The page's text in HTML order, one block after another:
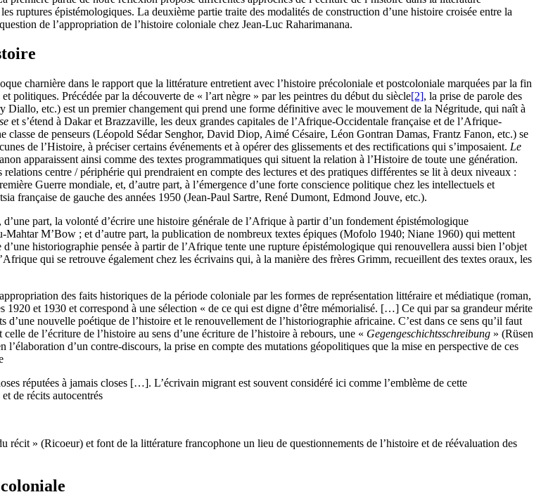
ruptures épistémologiques. La deuxième partie traite des modalités de construction d’une histoire croisée entre la
de l’appropriation de l’histoire coloniale chez Jean-Luc Raharimanana.
charnière dans le rapport que la littérature entretient avec l’histoire précoloniale et postcoloniale marquées par la fin
politiques. Précédée par la découverte de « l’art nègre » par les peintres du début du siècle[2], la prise de parole des
etc.) est un premier changement qui prend une forme définitive avec le mouvement de la Négritude, qui naît à
et s’étend à Dakar et Brazzaville, les deux grandes capitales de l’Afrique-Occidentale française et de l’Afrique-
classe de penseurs (Léopold Sédar Senghor, David Diop, Aimé Césaire, Léon Gontran Damas, Frantz Fanon, etc.) se
de l’Histoire, à préciser certains événements et à opérer des glissements et des rectifications qui s’imposaient. Le
apparaissent ainsi comme des textes programmatiques qui situent la relation à l’Histoire de toute une génération.
centre / périphérie qui prendraient en compte des lectures et des pratiques différentes se lit à deux niveaux :
Guerre mondiale, et, d’autre part, à l’émergence d’une forte conscience politique chez les intellectuels et
française de gauche des années 1950 (Jean-Paul Sartre, René Dumont, Edmond Jouve, etc.).
part, la volonté d’écrire une histoire générale de l’Afrique à partir d’un fondement épistémologique
M’Bow ; et d’autre part, la publication de nombreux textes épiques (Mofolo 1940; Niane 1960) qui mettent
historiographie pensée à partir de l’Afrique tente une rupture épistémologique qui renouvellera aussi bien l’objet
qui se retrouve également chez les écrivains qui, à la manière des frères Grimm, recueillent des textes oraux, les
des faits historiques de la période coloniale par les formes de représentation littéraire et médiatique (roman,
1920 et 1930 et correspond à une sélection « de ce qui est digne d’être mémorialisé. […] Ce qui par sa grandeur mérite
nouvelle poétique de l’histoire et le renouvellement de l’historiographie africaine. C’est dans ce sens qu’il faut
de l’écriture de l’histoire au sens d’une écriture de l’histoire à rebours, une « Gegengeschichtsschreibung » (Rüsen
d’un contre-discours, la prise en compte des mutations géopolitiques que la mise en perspective de ces
réputées à jamais closes […]. L’écrivain migrant est souvent considéré ici comme l’emblème de cette
de récits autocentrés
récit » (Ricoeur) et font de la littérature francophone un lieu de questionnements de l’histoire et de réévaluation des